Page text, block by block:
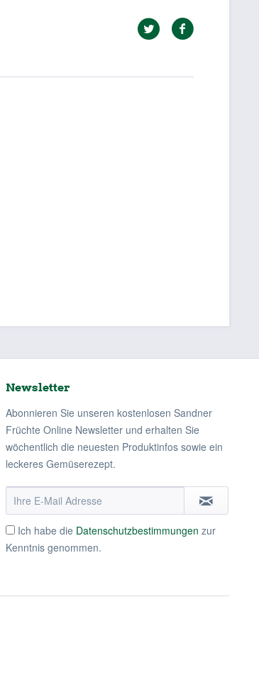
Newsletter
Abonnieren Sie unseren kostenlosen Sandner
Früchte Online Newsletter und erhalten Sie
wöchentlich die neuesten Produktinfos sowie ein
leckeres Gemüserezept.
Ich habe die Datenschutzbestimmungen zur
Kenntnis genommen.